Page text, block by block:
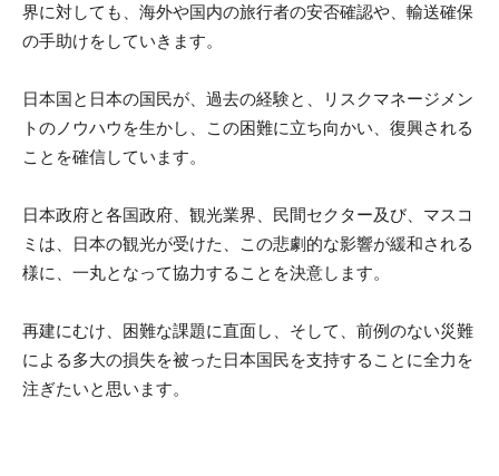
界に対しても、海外や国内の旅行者の安否確認や、輸送確保
の手助けをしていきます。
日本国と日本の国民が、過去の経験と、リスクマネージメン
トのノウハウを生かし、この困難に立ち向かい、復興される
ことを確信しています。
日本政府と各国政府、観光業界、民間セクター及び、マスコ
ミは、日本の観光が受けた、この悲劇的な影響が緩和される
様に、一丸となって協力することを決意します。
再建にむけ、困難な課題に直面し、そして、前例のない災難
による多大の損失を被った日本国民を支持することに全力を
注ぎたいと思います。